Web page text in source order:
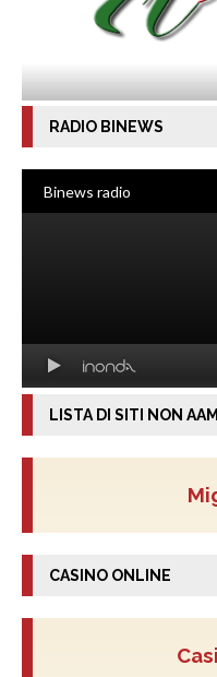
RADIO BINEWS
LISTA DI SITI NON
CASINO ONLINE